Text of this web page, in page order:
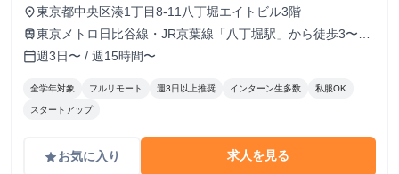
※経験、実績、能力等によって変動 ※トライアル期間の場
合変動あり
place東京都中央区湊1丁目8-11八丁堀エイトビル3階
train東京メトロ日比谷線・JR京葉線「八丁堀駅」から徒歩3〜6
分
calendar_today週3日〜 / 週15時間〜
全学年対象 フルリモート 週3日以上推奨 インターン生多数 私服OK
スタートアップ
gradeお気に入り 求人を見る